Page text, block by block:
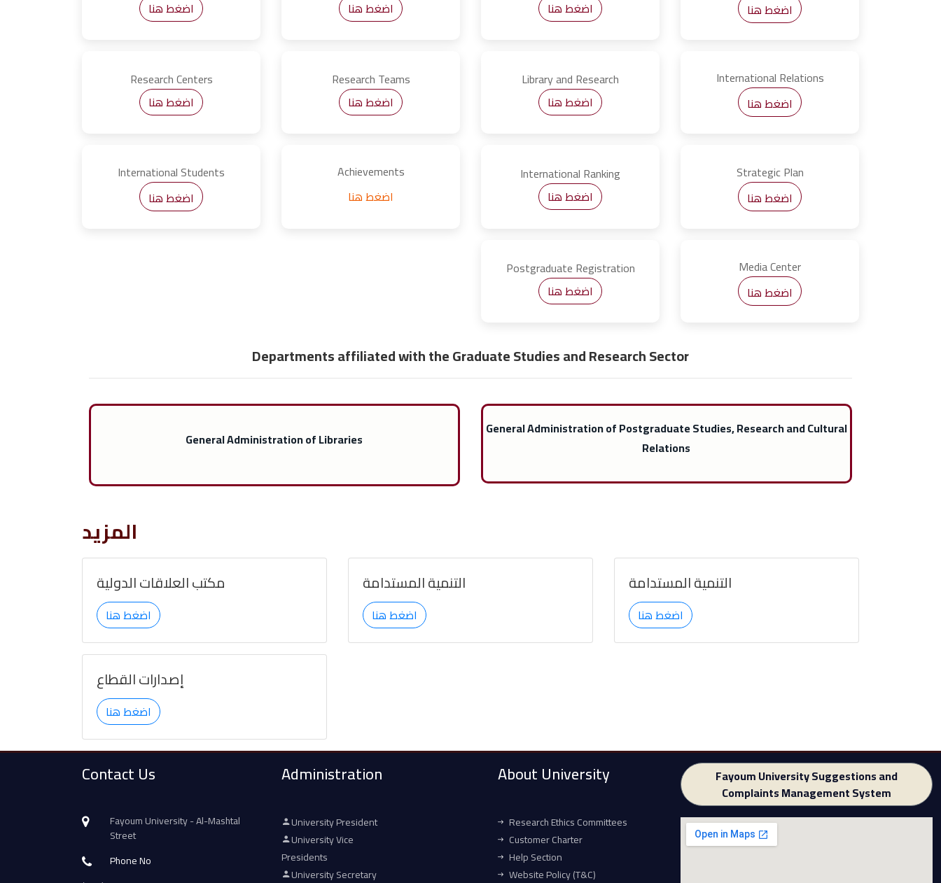
اضغط هنا
اضغط هنا
اضغط هنا
اضغط هنا
International Relations
اضغط هنا
Library and Research
اضغط هنا
Research Teams
اضغط هنا
Research Centers
اضغط هنا
Strategic Plan
اضغط هنا
International Ranking
اضغط هنا
Achievements
اضغط هنا
International Students
اضغط هنا
Media Center
اضغط هنا
Postgraduate Registration
اضغط هنا
Departments affiliated with the Graduate Studies and Research Sector
General Administration of Postgraduate Studies, Research and Cultural
Relations
General Administration of Libraries
المزيد
مكتب العلاقات الدولية
اضغط هنا
التنمية المستدامة
اضغط هنا
التنمية المستدامة
اضغط هنا
إصدارات القطاع
اضغط هنا
Contact Us
Fayoum University - Al-Mashtal
Street
Phone No
Administration
University President
University Vice
Presidents
University Secretary
About University
Research Ethics Committees
Customer Charter
Help Section
Website Policy (T&C)
Fayoum University Suggestions and
Complaints Management System